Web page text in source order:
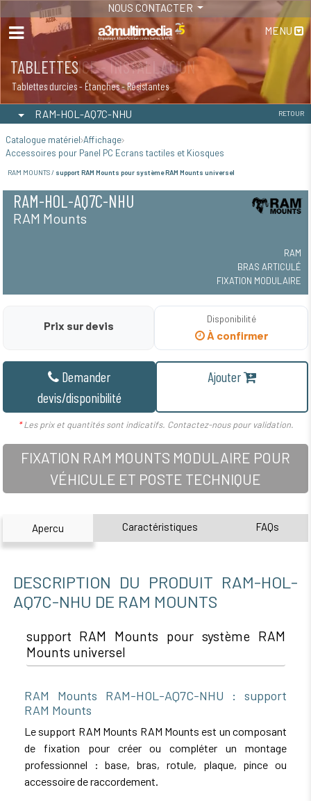
NOUS CONTACTER
MENU
MAINTENANCE - INSTALLATION
Maintenance
TABLETTES
Tablettes durcies - Étanches - Résistantes
RAM-HOL-AQ7C-NHU RETOUR
Catalogue matériel Affichage
Accessoires pour Panel PC Ecrans tactiles et Kiosques
RAM MOUNTS / support RAM Mounts pour système RAM Mounts universel
RAM-HOL-AQ7C-NHU
RAM Mounts
RAM
BRAS ARTICULÉ
FIXATION MODULAIRE
Prix sur devis
Disponibilité
À confirmer
Demander
devis/disponibilité
Ajouter
*Les prix et quantités sont indicatifs. Contactez-nous pour validation.
FIXATION RAM MOUNTS MODULAIRE POUR
VÉHICULE ET POSTE TECHNIQUE
Apercu Caractéristiques FAQs
DESCRIPTION DU PRODUIT RAM-HOL-
AQ7C-NHU DE RAM MOUNTS
support RAM Mounts pour système RAM
Mounts universel
RAM Mounts RAM-HOL-AQ7C-NHU : support
RAM Mounts
Le support RAM Mounts RAM Mounts est un composant
de fixation pour créer ou compléter un montage
professionnel : base, bras, rotule, plaque, pince ou
accessoire de raccordement.